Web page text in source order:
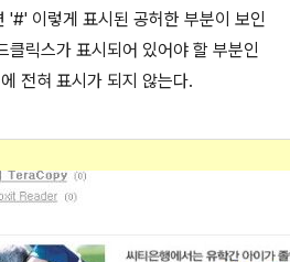
'#' 이렇게 표시된 공허한 부분이 보인
클릭스가 표시되어 있어야 할 부분인
전혀 표시가 되지 않는다.